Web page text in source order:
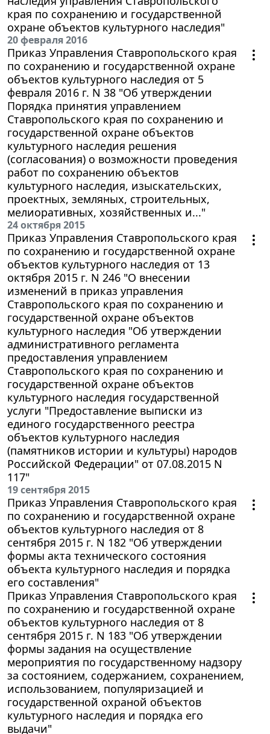
края по сохранению и государственной
охране объектов культурного наследия"
20 февраля 2016
Приказ Управления Ставропольского края
по сохранению и государственной охране
объектов культурного наследия от 5
февраля 2016 г. N 38 "Об утверждении
Порядка принятия управлением
Ставропольского края по сохранению и
государственной охране объектов
культурного наследия решения
(согласования) о возможности проведения
работ по сохранению объектов
культурного наследия, изыскательских,
проектных, земляных, строительных,
мелиоративных, хозяйственных и..."
24 октября 2015
Приказ Управления Ставропольского края
по сохранению и государственной охране
объектов культурного наследия от 13
октября 2015 г. N 246 "О внесении
изменений в приказ управления
Ставропольского края по сохранению и
государственной охране объектов
культурного наследия "Об утверждении
административного регламента
предоставления управлением
Ставропольского края по сохранению и
государственной охране объектов
культурного наследия государственной
услуги "Предоставление выписки из
единого государственного реестра
объектов культурного наследия
(памятников истории и культуры) народов
Российской Федерации" от 07.08.2015 N
117"
19 сентября 2015
Приказ Управления Ставропольского края
по сохранению и государственной охране
объектов культурного наследия от 8
сентября 2015 г. N 182 "Об утверждении
формы акта технического состояния
объекта культурного наследия и порядка
его составления"
Приказ Управления Ставропольского края
по сохранению и государственной охране
объектов культурного наследия от 8
сентября 2015 г. N 183 "Об утверждении
формы задания на осуществление
мероприятия по государственному надзору
за состоянием, содержанием, сохранением,
использованием, популяризацией и
государственной охраной объектов
культурного наследия и порядка его
выдачи"